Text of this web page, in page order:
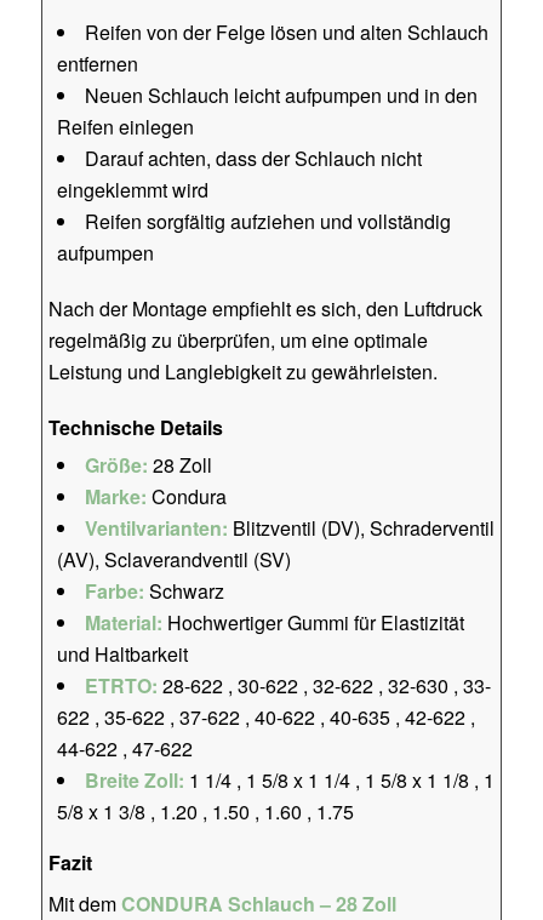
Reifen von der Felge lösen und alten Schlauch
entfernen
Neuen Schlauch leicht aufpumpen und in den
Reifen einlegen
Darauf achten, dass der Schlauch nicht
eingeklemmt wird
Reifen sorgfältig aufziehen und vollständig
aufpumpen
Nach der Montage empfiehlt es sich, den Luftdruck
regelmäßig zu überprüfen, um eine optimale
Leistung und Langlebigkeit zu gewährleisten.
Technische Details
Größe: 28 Zoll
Marke: Condura
Ventilvarianten: Blitzventil (DV), Schraderventil
(AV), Sclaverandventil (SV)
Farbe: Schwarz
Material: Hochwertiger Gummi für Elastizität
und Haltbarkeit
ETRTO: 28-622 , 30-622 , 32-622 , 32-630 , 33-
622 , 35-622 , 37-622 , 40-622 , 40-635 , 42-622 ,
44-622 , 47-622
Breite Zoll: 1 1/4 , 1 5/8 x 1 1/4 , 1 5/8 x 1 1/8 , 1
5/8 x 1 3/8 , 1.20 , 1.50 , 1.60 , 1.75
Fazit
Mit demCONDURA Schlauch – 28 Zoll